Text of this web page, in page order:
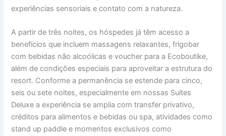
experiências sensoriais e contato com a natureza.
A partir de três noites, os hóspedes já têm acesso a
benefícios que incluem massagens relaxantes, frigobar
com bebidas não alcoólicas e voucher para a Ecoboutike,
além de condições especiais para aproveitar a estrutura do
resort. Conforme a permanência se estende para cinco,
seis ou sete noites, especialmente em nossas Suítes
Deluxe a experiência se amplia com transfer privativo,
créditos para alimentos e bebidas ou spa, atividades como
stand up paddle e momentos exclusivos como